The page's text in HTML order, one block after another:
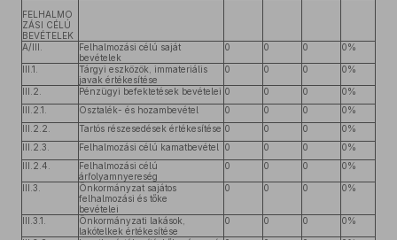
FELHALMO
ZÁSI CÉLÚ
BEVÉTELEK
A/III.
Felhalmozási célú saját
bevételek
0 0 0 0%
III.1.
Tárgyi eszközök, immateriális
javak értékesítése
0 0 0 0%
III.2. Pénzügyi befektetések bevételei 0 0 0
0%
III.2.1.
Osztalék- és hozambevétel 0 0 0
0%
III.2.2.
Tartós részesedések értékesítése 0 0 0
0%
III.2.3.
Felhalmozási célú kamatbevétel 0 0 0
0%
III.2.4.
Felhalmozási célú
árfolyamnyereség
0 0 0 0%
III.3.
Önkormányzat sajátos
felhalmozási és tőke
bevételei
0 0 0 0%
III.3.1.
Önkormányzati lakások,
lakótelkek értékesítése
0 0 0 0%